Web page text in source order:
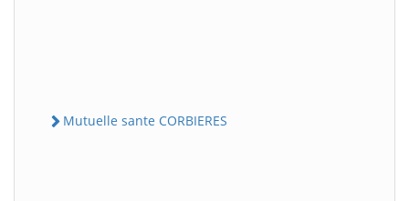
Mutuelle sante CORBIERES